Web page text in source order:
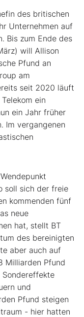
des britischen
Unternehmen auf
Bis zum Ende des
will Allison
Pfund an
am
seit 2020 läuft
ein
ein Jahr früher
Im vergangenen
soll sich der freie
kommenden fünf
neue
hat, stellt BT
des bereinigten
aber auch auf
Milliarden Pfund
Sondereffekte
und
Pfund steigen
- hier hatten